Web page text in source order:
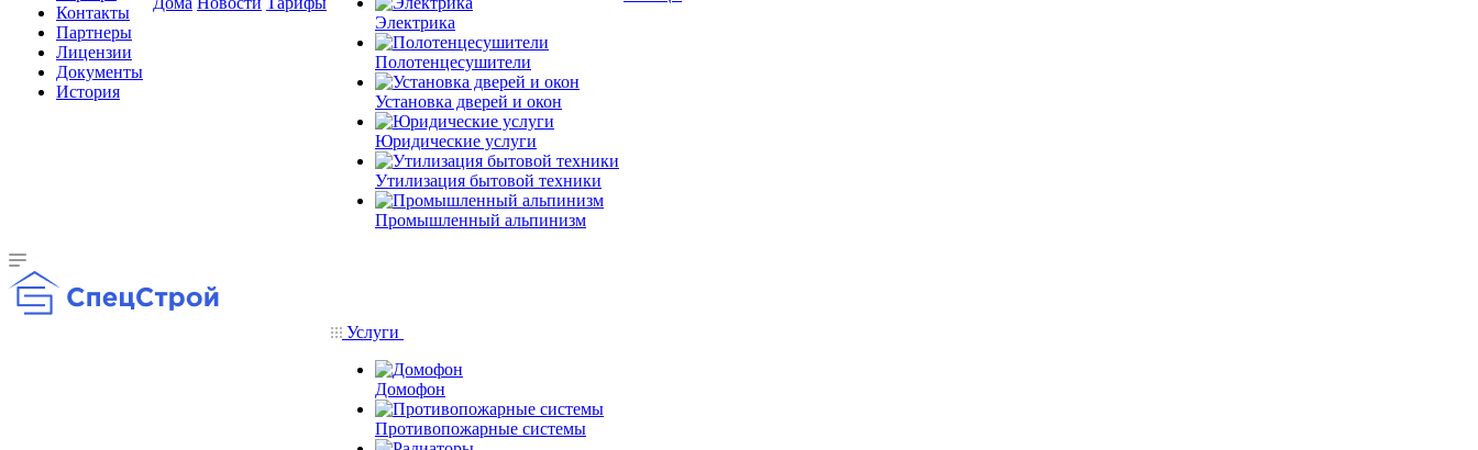
Контакты
Партнеры
Лицензии
Документы
История
Электрика
Полотенцесушители
Установка дверей и окон
Юридические услуги
Утилизация бытовой техники
Промышленный альпинизм
Услуги
Домофон
Противопожарные системы